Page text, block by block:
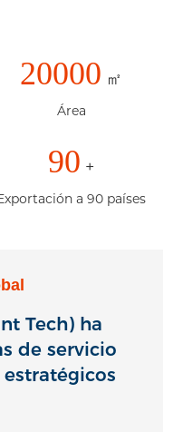
20000 ㎡
Área
90 +
a 90 países
Tech) ha
de servicio